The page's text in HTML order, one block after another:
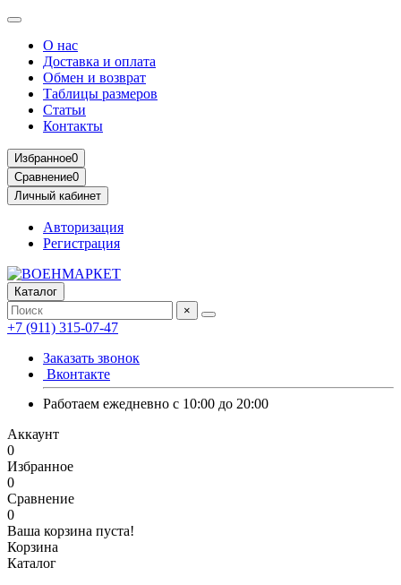
О нас
Доставка и оплата
Обмен и возврат
Таблицы размеров
Статьи
Контакты
Избранное0
Сравнение0
Личный кабинет
Авторизация
Регистрация
Каталог
×
+7 (911) 315-07-47
Заказать звонок
Вконтакте
Работаем ежедневно с 10:00 до 20:00
Аккаунт
0
Избранное
0
Сравнение
0
Ваша корзина пуста!
Корзина
Каталог